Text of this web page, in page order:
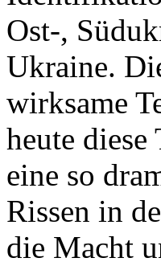
Ost-,
Ukraine.
wirksame
heute
eine so
Rissen in
die Macht